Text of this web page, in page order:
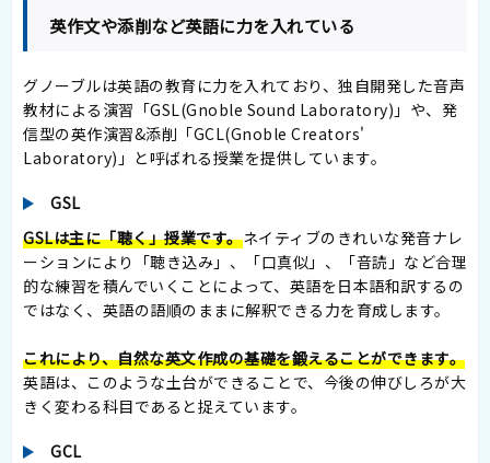
英作文や添削など英語に力を入れている
グノーブルは英語の教育に力を入れており、独自開発した音声
教材による演習「GSL(Gnoble Sound Laboratory)」や、発
信型の英作演習&添削「GCL(Gnoble Creators'
Laboratory)」と呼ばれる授業を提供しています。
GSL
GSLは主に「聴く」授業です。ネイティブのきれいな発音ナレ
ーションにより「聴き込み」、「口真似」、「音読」など合理
的な練習を積んでいくことによって、英語を日本語和訳するの
ではなく、英語の語順のままに解釈できる力を育成します。
これにより、自然な英文作成の基礎を鍛えることができます。
英語は、このような土台ができることで、今後の伸びしろが大
きく変わる科目であると捉えています。
GCL